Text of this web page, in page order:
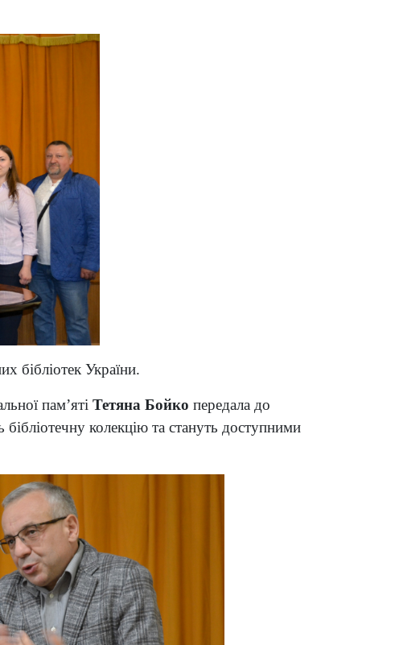
бібліотек України.
пам’яті Тетяна Бойко передала до
колекцію та стануть доступними